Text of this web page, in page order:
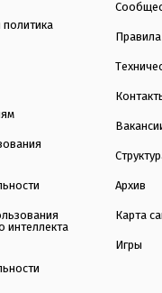
интеллекта
Архив
Карта
Игры